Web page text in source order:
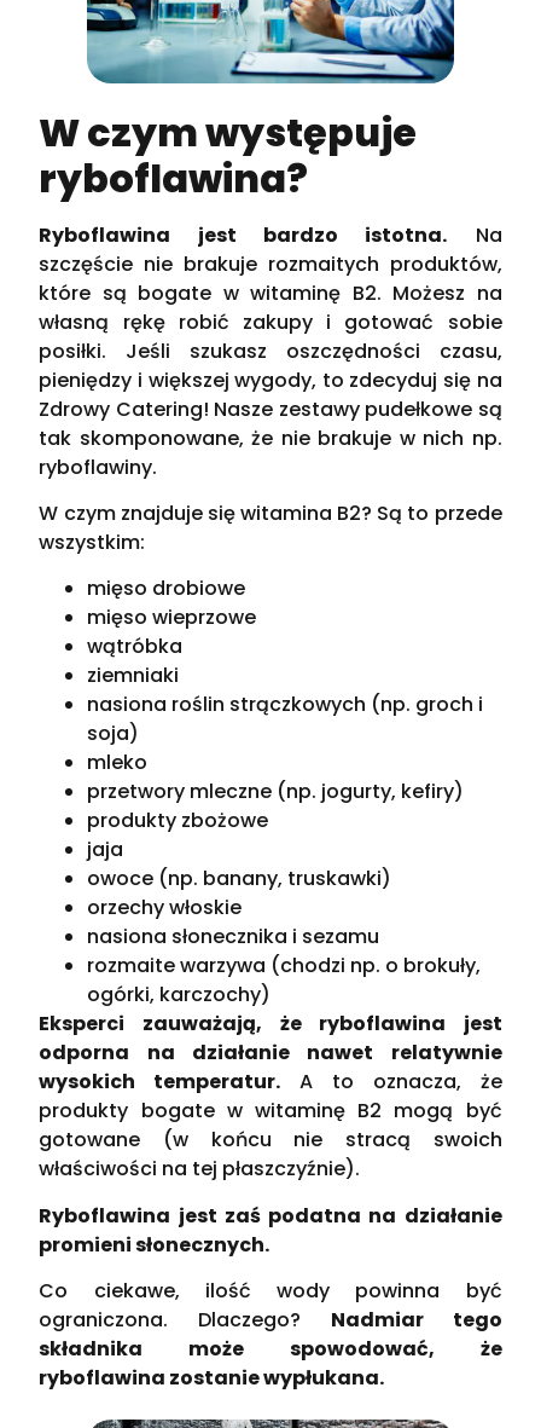
W czym występuje
ryboflawina?
Ryboflawina jest bardzo istotna. Na
szczęście nie brakuje rozmaitych produktów,
które są bogate w witaminę B2. Możesz na
własną rękę robić zakupy i gotować sobie
posiłki. Jeśli szukasz oszczędności czasu,
pieniędzy i większej wygody, to zdecyduj się na
Zdrowy Catering! Nasze zestawy pudełkowe są
tak skomponowane, że nie brakuje w nich np.
ryboflawiny.
W czym znajduje się witamina B2? Są to przede
wszystkim:
mięso drobiowe
mięso wieprzowe
wątróbka
ziemniaki
nasiona roślin strączkowych (np. groch i
soja)
mleko
przetwory mleczne (np. jogurty, kefiry)
produkty zbożowe
jaja
owoce (np. banany, truskawki)
orzechy włoskie
nasiona słonecznika i sezamu
rozmaite warzywa (chodzi np. o brokuły,
ogórki, karczochy)
Eksperci zauważają, że ryboflawina jest
odporna na działanie nawet relatywnie
wysokich temperatur. A to oznacza, że
produkty bogate w witaminę B2 mogą być
gotowane (w końcu nie stracą swoich
właściwości na tej płaszczyźnie).
Ryboflawina jest zaś podatna na działanie
promieni słonecznych.
Co ciekawe, ilość wody powinna być
ograniczona. Dlaczego? Nadmiar tego
składnika może spowodować, że
ryboflawina zostanie wypłukana.